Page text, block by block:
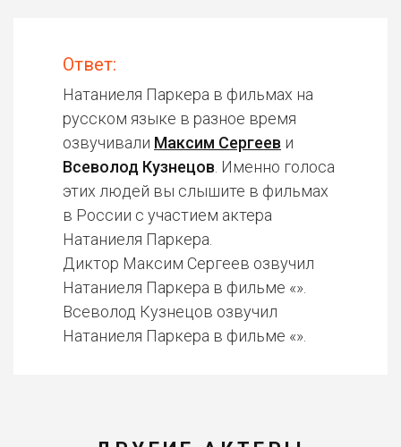
Ответ:
Натаниеля Паркера в фильмах на
русском языке в разное время
озвучивали Максим Сергеев и
Всеволод Кузнецов . Именно голоса
этих людей вы слышите в фильмах
в России с участием актера
Натаниеля Паркера.
Диктор Максим Сергеев озвучил
Натаниеля Паркера в фильме «».
Всеволод Кузнецов озвучил
Натаниеля Паркера в фильме «».